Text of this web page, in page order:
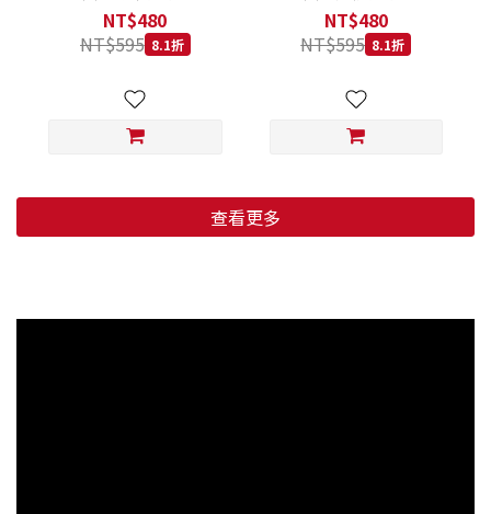
低穀鱈魚甜橙 小顆粒 800G
NT$480
NT$595 8.1折
羊肉藍莓 小顆粒 800G
NT$480
NT$595 8.1折
查看更多